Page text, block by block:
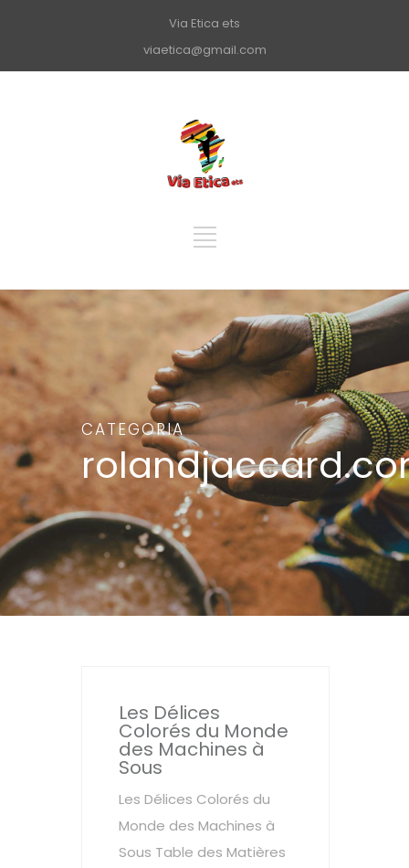
Via Etica ets
viaetica@gmail.com
CATEGORIA
Les Délices
Colorés du Monde
des Machines à
Sous
Les Délices Colorés du
Monde des Machines à
Sous Table des Matières